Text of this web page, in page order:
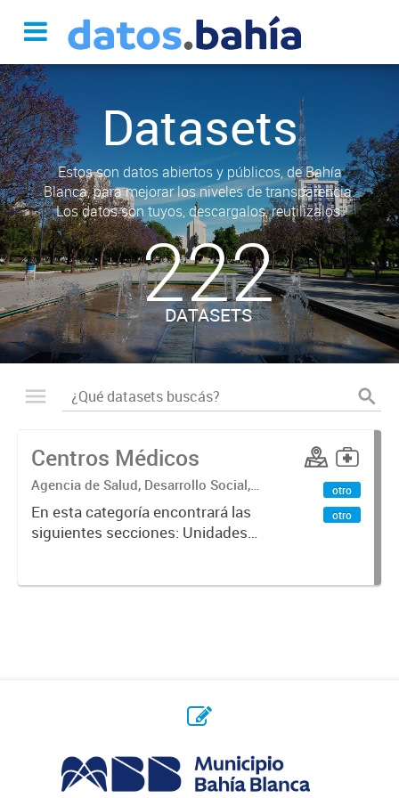
Datasets
Estos son datos abiertos y públicos, de Bahía
Blanca, para mejorar los niveles de transparencia.
Los datos son tuyos, descargalos, reutilizalos.
222
DATASETS
Centros Médicos
Agencia de Salud, Desarrollo Social,
Ambiente y Hábitat
En esta categoría encontrará las
siguientes secciones: Unidades
Respiratorios,
otro
otro